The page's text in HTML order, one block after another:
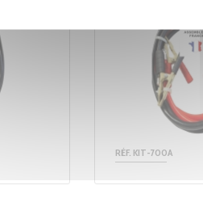
RÉF. KIT-700A